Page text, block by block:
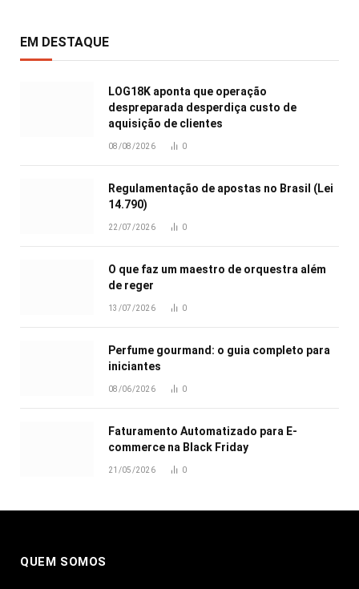
EM DESTAQUE
LOG18K aponta que operação
despreparada desperdiça custo de
aquisição de clientes
08/08/2026 0
Regulamentação de apostas no Brasil (Lei
14.790)
22/07/2026 0
O que faz um maestro de orquestra além
de reger
13/07/2026 0
Perfume gourmand: o guia completo para
iniciantes
08/06/2026 0
Faturamento Automatizado para E-
commerce na Black Friday
21/05/2026 0
QUEM SOMOS